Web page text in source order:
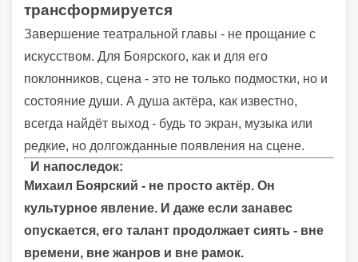
трансформируется
Завершение театральной главы - не прощание с
искусством. Для Боярского, как и для его
поклонников, сцена - это не только подмостки, но и
состояние души. А душа актёра, как известно,
всегда найдёт выход - будь то экран, музыка или
редкие, но долгожданные появления на сцене.
И напоследок:
Михаил Боярский - не просто актёр. Он
культурное явление. И даже если занавес
опускается, его талант продолжает сиять - вне
времени, вне жанров и вне рамок.